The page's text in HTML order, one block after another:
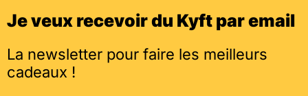
Je veux recevoir du Kyft par email
La newsletter pour faire les meilleurs
cadeaux !